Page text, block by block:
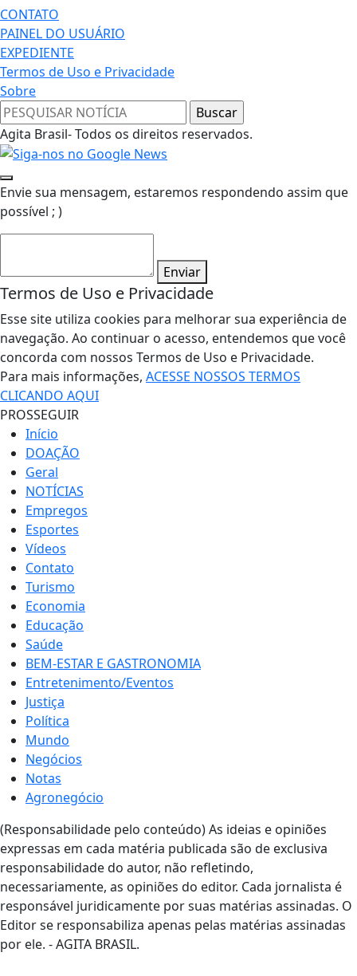
CONTATO
PAINEL DO USUÁRIO
EXPEDIENTE
Termos de Uso e Privacidade
Sobre
Agita Brasil- Todos os direitos reservados.
Envie sua mensagem, estaremos respondendo assim que
possível ; )
Enviar
Termos de Uso e Privacidade
Esse site utiliza cookies para melhorar sua experiência de
navegação. Ao continuar o acesso, entendemos que você
concorda com nossos Termos de Uso e Privacidade.
Para mais informações, ACESSE NOSSOS TERMOS
CLICANDO AQUI
PROSSEGUIR
Início
DOAÇÃO
Geral
NOTÍCIAS
Empregos
Esportes
Vídeos
Contato
Turismo
Economia
Educação
Saúde
BEM-ESTAR E GASTRONOMIA
Entretenimento/Eventos
Justiça
Política
Mundo
Negócios
Notas
Agronegócio
(Responsabilidade pelo conteúdo) As ideias e opiniões
expressas em cada matéria publicada são de exclusiva
responsabilidade do autor, não refletindo,
necessariamente, as opiniões do editor. Cada jornalista é
responsável juridicamente por suas matérias assinadas. O
Editor se responsabiliza apenas pelas matérias assinadas
por ele. - AGITA BRASIL.